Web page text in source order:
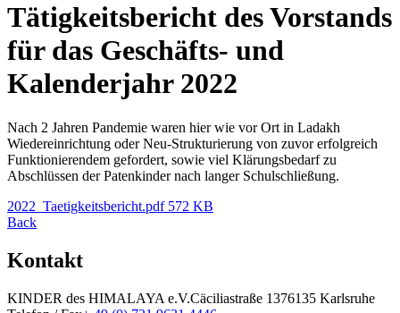
Tätigkeitsbericht des Vorstands
für das Geschäfts- und
Kalenderjahr 2022
Nach 2 Jahren Pandemie waren hier wie vor Ort in Ladakh
Wiedereinrichtung oder Neu-Strukturierung von zuvor erfolgreich
Funktionierendem gefordert, sowie viel Klärungsbedarf zu
Abschlüssen der Patenkinder nach langer Schulschließung.
2022_Taetigkeitsbericht.pdf 572 KB
Back
Kontakt
KINDER des HIMALAYA e.V.Cäciliastraße 1376135 Karlsruhe